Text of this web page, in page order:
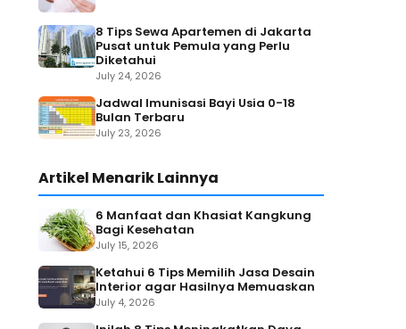
8 Tips Sewa Apartemen di Jakarta
Pusat untuk Pemula yang Perlu
Diketahui
July 24, 2026
Jadwal Imunisasi Bayi Usia 0-18
Bulan Terbaru
July 23, 2026
Artikel Menarik Lainnya
6 Manfaat dan Khasiat Kangkung
Bagi Kesehatan
July 15, 2026
Ketahui 6 Tips Memilih Jasa Desain
Interior agar Hasilnya Memuaskan
July 4, 2026